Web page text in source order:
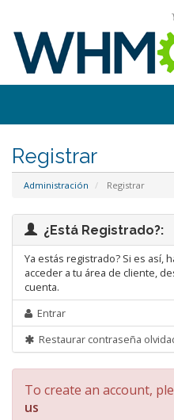
Registrar
Administración Registrar
¿Está Registrado?:
Ya estás registrado? Si es así,
acceder a tu área de cliente,
cuenta.
Entrar
Restaurar contraseña
To create an account,
us